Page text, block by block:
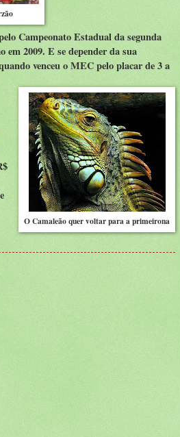
Campeonato Estadual da segunda
2009. E se depender da sua
venceu o MEC pelo placar de 3 a
O Camaleão quer voltar para a primeirona